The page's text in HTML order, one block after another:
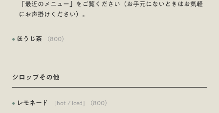
「最近のメニュー」をご覧ください（お手元にないときはお気軽
にお声掛けください）。
● ほうじ茶 （800）
シロップその他
● レモネード [hot / iced] （800）